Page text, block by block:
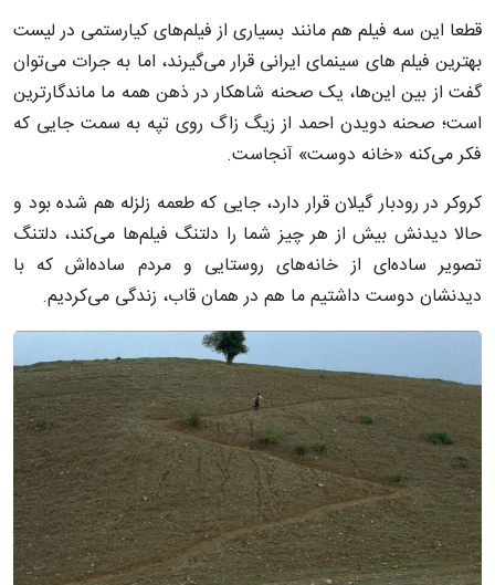
قطعا این سه فیلم هم مانند بسیاری از فیلم‌های کیارستمی در لیست
بهترین فیلم های سینمای ایرانی قرار می‌گیرند، اما به جرات می‌توان
گفت از بین این‌ها، یک صحنه شاهکار در ذهن همه ما ماندگارترین
است؛ صحنه دویدن احمد از زیگ زاگ روی تپه به سمت جایی که
فکر می‌کنه «خانه دوست» آنجاست.
کروکر در رودبار گیلان قرار دارد، جایی که طعمه زلزله هم شده بود و
حالا دیدنش بیش از هر چیز شما را دلتنگ فیلم‌ها می‌کند، دلتنگ
تصویر ساده‌ای از خانه‌های روستایی و مردم ساده‌اش که با
دیدنشان دوست داشتیم ما هم در همان قاب، زندگی می‌کردیم.